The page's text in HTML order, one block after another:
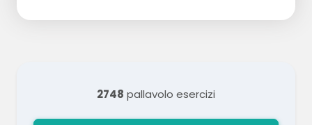
2748 pallavolo esercizi